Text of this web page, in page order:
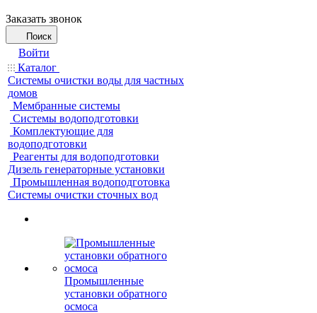
Заказать звонок
Поиск
Войти
Каталог
Системы очистки воды для частных
домов
Мембранные системы
Системы водоподготовки
Комплектующие для
водоподготовки
Реагенты для водоподготовки
Дизель генераторные установки
Промышленная водоподготовка
Системы очистки сточных вод
Промышленные
установки обратного
осмоса